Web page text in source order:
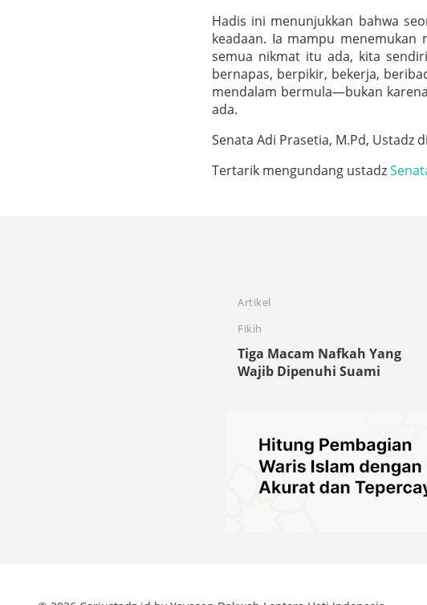
Hadis ini menunjukkan bahwa
keadaan. Ia mampu menemukan
semua nikmat itu ada, kita
bernapas, berpikir, bekerja,
mendalam bermula—bukan
ada.
Senata Adi Prasetia, M.Pd, Ustadz
Tertarik mengundang ustadz
Artikel
Fikih
Tiga Macam Nafkah Yang
Wajib Dipenuhi Suami